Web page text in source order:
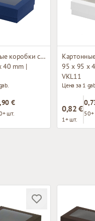
Картонные коробки с окном
40 mm |
€
шт.
95 x 95 x
VKL11
Цена за 1
0,82 €
1+ шт.
50+